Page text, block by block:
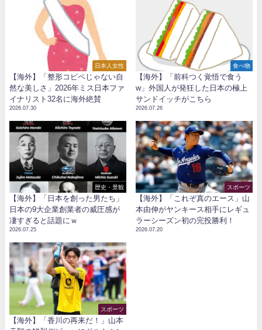
日本人女性
【海外】「整形コピペじゃない自
然な美しさ」2026年ミス日本ファ
イナリスト32名に海外絶賛
2026.07.30
食べ物
【海外】「前科つく覚悟で食う
w」外国人が発狂した日本の極上
サンドイッチがこちら
2026.07.26
歴史・景観
【海外】「日本を創った男たち」
日本の9大企業創業者の威圧感が
凄すぎると話題にｗ
2026.07.25
スポーツ
【海外】「これぞ真のエース」山
本由伸がヤンキース相手にレギュ
ラーシーズン初の完投勝利！
2026.07.20
スポーツ
【海外】「香川の再来だ！」山本